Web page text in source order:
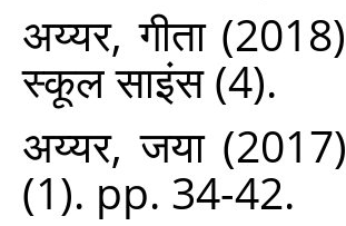
अय्यर, गीता(2018)
स्‍कूल साइंस (4).
अय्यर, जया(2017)
(1). pp. 34-42.